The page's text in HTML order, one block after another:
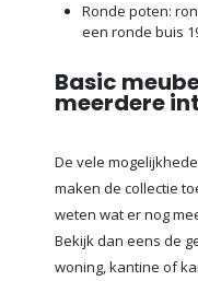
Ronde poten:
een ronde buis
Basic
meerdere
De vele
maken de collectie
weten wat er nog
Bekijk dan eens de
woning, kantine of